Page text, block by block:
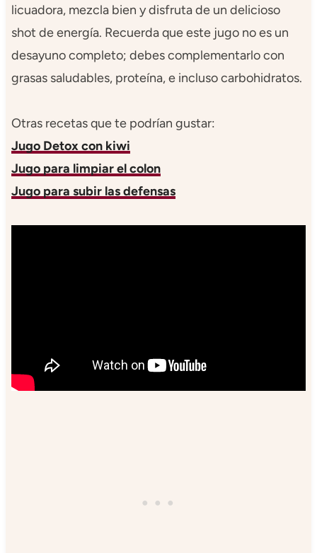
licuadora, mezcla bien y disfruta de un delicioso
shot de energía. Recuerda que este jugo no es un
desayuno completo; debes complementarlo con
grasas saludables, proteína, e incluso carbohidratos.
Otras recetas que te podrían gustar:
Jugo Detox con kiwi
Jugo para limpiar el colon
Jugo para subir las defensas